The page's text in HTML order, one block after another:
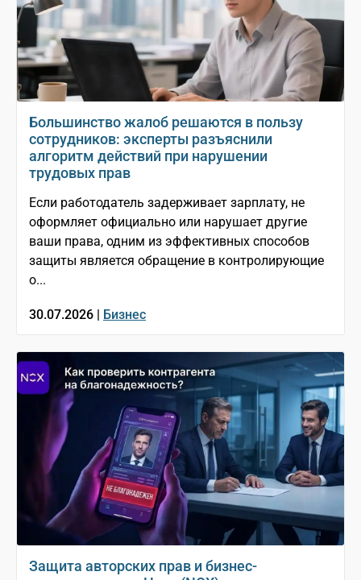
Большинство жалоб решаются в пользу
сотрудников: эксперты разъяснили
алгоритм действий при нарушении
трудовых прав
Если работодатель задерживает зарплату, не
оформляет официально или нарушает другие
ваши права, одним из эффективных способов
защиты является обращение в контролирующие
о...
30.07.2026 | Бизнес
Защита авторских прав и бизнес-